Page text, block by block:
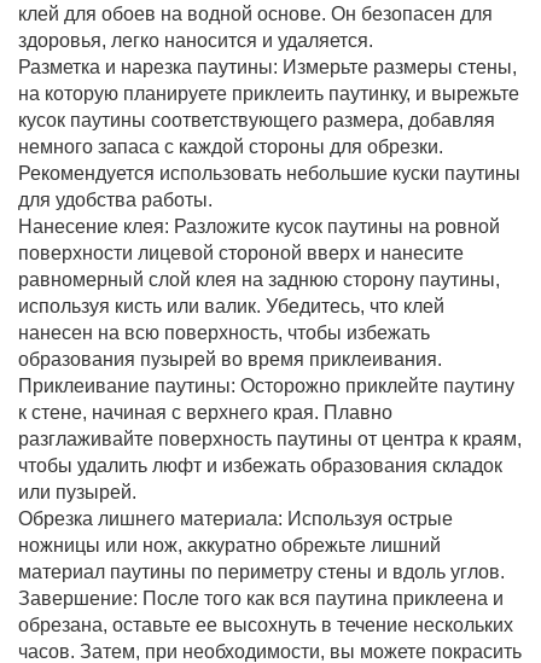
клей для обоев на водной основе. Он безопасен для
здоровья, легко наносится и удаляется.
Разметка и нарезка паутины: Измерьте размеры стены,
на которую планируете приклеить паутинку, и вырежьте
кусок паутины соответствующего размера, добавляя
немного запаса с каждой стороны для обрезки.
Рекомендуется использовать небольшие куски паутины
для удобства работы.
Нанесение клея: Разложите кусок паутины на ровной
поверхности лицевой стороной вверх и нанесите
равномерный слой клея на заднюю сторону паутины,
используя кисть или валик. Убедитесь, что клей
нанесен на всю поверхность, чтобы избежать
образования пузырей во время приклеивания.
Приклеивание паутины: Осторожно приклейте паутину
к стене, начиная с верхнего края. Плавно
разглаживайте поверхность паутины от центра к краям,
чтобы удалить люфт и избежать образования складок
или пузырей.
Обрезка лишнего материала: Используя острые
ножницы или нож, аккуратно обрежьте лишний
материал паутины по периметру стены и вдоль углов.
Завершение: После того как вся паутина приклеена и
обрезана, оставьте ее высохнуть в течение нескольких
часов. Затем, при необходимости, вы можете покрасить